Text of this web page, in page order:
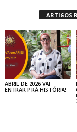
ARTIGOS
ABRIL DE 2026 VAI
ENTRAR P’RÁ HISTÓRIA!